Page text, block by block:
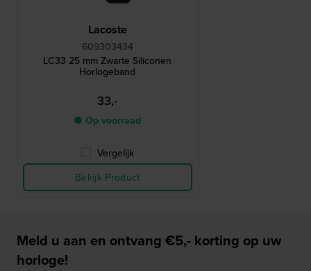
Lacoste
609303434
LC33 25 mm Zwarte Siliconen
Horlogeband
33,-
● Op voorraad
Vergelijk
Bekijk Product
Meld u aan en ontvang €5,- korting op uw
horloge!